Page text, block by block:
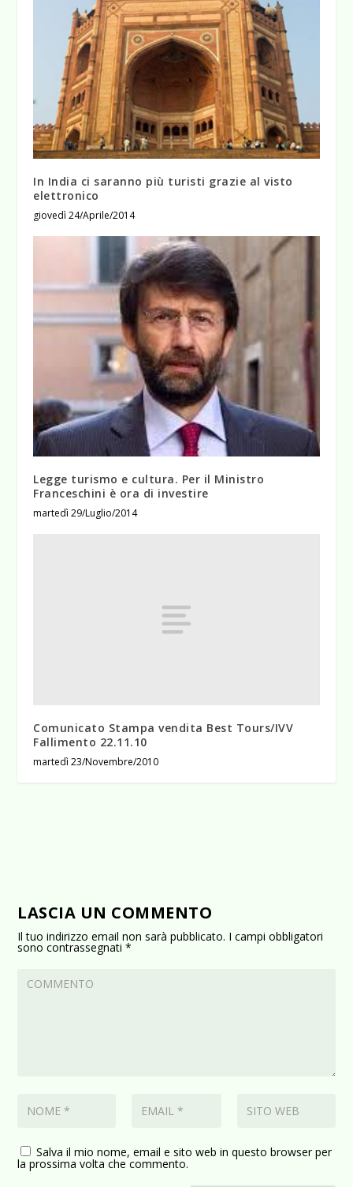
In India ci saranno più turisti grazie al visto
elettronico
giovedì 24/Aprile/2014
Legge turismo e cultura. Per il Ministro
Franceschini è ora di investire
martedì 29/Luglio/2014
Comunicato Stampa vendita Best Tours/IVV
martedì 23/Novembre/2010
LASCIA UN COMMENTO
Il tuo indirizzo email non sarà pubblicato. I campi obbligatori
sono contrassegnati*
Salva il mio nome, email e sito web in questo browser per
la prossima volta che commento.